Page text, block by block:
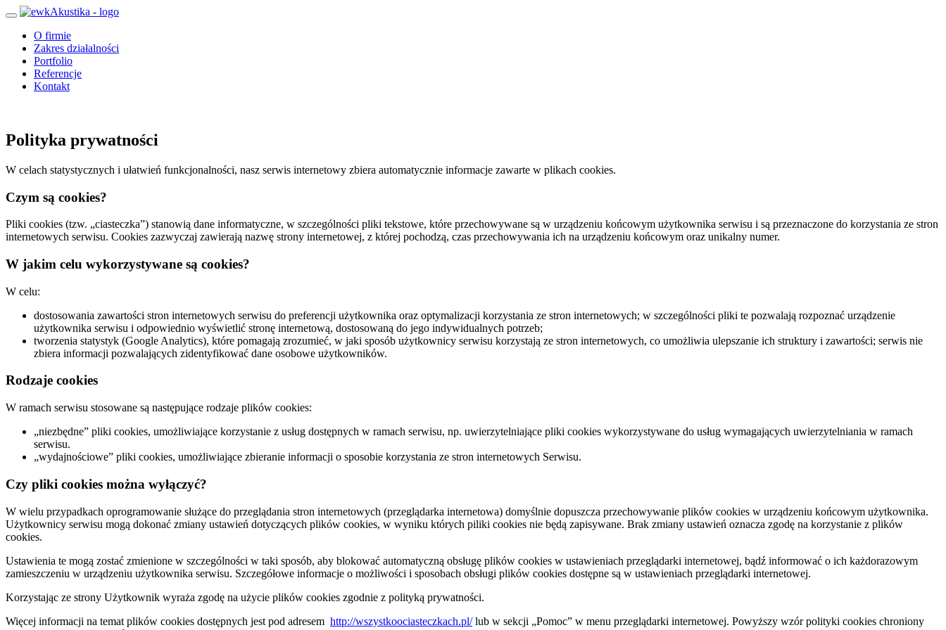
O firmie
Zakres działalności
Portfolio
Referencje
Kontakt
Polityka prywatności
W celach statystycznych i ułatwień funkcjonalności, nasz serwis internetowy zbiera automatycznie informacje zawarte w plikach cookies.
Czym są cookies?
Pliki cookies (tzw. „ciasteczka”) stanowią dane informatyczne, w szczególności pliki tekstowe, które przechowywane są w urządzeniu końcowym użytkownika serwisu i są przeznaczone do korzystania ze stron
internetowych serwisu. Cookies zazwyczaj zawierają nazwę strony internetowej, z której pochodzą, czas przechowywania ich na urządzeniu końcowym oraz unikalny numer.
W jakim celu wykorzystywane są cookies?
W celu:
dostosowania zawartości stron internetowych serwisu do preferencji użytkownika oraz optymalizacji korzystania ze stron internetowych; w szczególności pliki te pozwalają rozpoznać urządzenie
użytkownika serwisu i odpowiednio wyświetlić stronę internetową, dostosowaną do jego indywidualnych potrzeb;
tworzenia statystyk (Google Analytics), które pomagają zrozumieć, w jaki sposób użytkownicy serwisu korzystają ze stron internetowych, co umożliwia ulepszanie ich struktury i zawartości; serwis nie
zbiera informacji pozwalających zidentyfikować dane osobowe użytkowników.
Rodzaje cookies
W ramach serwisu stosowane są następujące rodzaje plików cookies:
„niezbędne” pliki cookies, umożliwiające korzystanie z usług dostępnych w ramach serwisu, np. uwierzytelniające pliki cookies wykorzystywane do usług wymagających uwierzytelniania w ramach
serwisu.
„wydajnościowe” pliki cookies, umożliwiające zbieranie informacji o sposobie korzystania ze stron internetowych Serwisu.
Czy pliki cookies można wyłączyć?
W wielu przypadkach oprogramowanie służące do przeglądania stron internetowych (przeglądarka internetowa) domyślnie dopuszcza przechowywanie plików cookies w urządzeniu końcowym użytkownika.
Użytkownicy serwisu mogą dokonać zmiany ustawień dotyczących plików cookies, w wyniku których piliki cookies nie będą zapisywane. Brak zmiany ustawień oznacza zgodę na korzystanie z plików
cookies.
Ustawienia te mogą zostać zmienione w szczególności w taki sposób, aby blokować automatyczną obsługę plików cookies w ustawieniach przeglądarki internetowej, bądź informować o ich każdorazowym
zamieszczeniu w urządzeniu użytkownika serwisu. Szczegółowe informacje o możliwości i sposobach obsługi plików cookies dostępne są w ustawieniach przeglądarki internetowej.
Korzystając ze strony Użytkownik wyraża zgodę na użycie plików cookies zgodnie z polityką prywatności.
Więcej informacji na temat plików cookies dostępnych jest pod adresem http://wszystkoociasteczkach.pl/lub w sekcji „Pomoc” w menu przeglądarki internetowej. Powyższy wzór polityki cookies chroniony